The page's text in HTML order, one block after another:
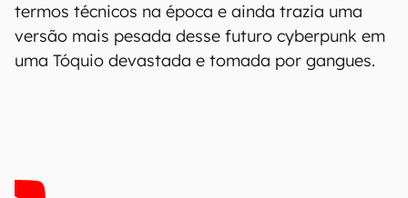
termos técnicos na época e ainda trazia uma
versão mais pesada desse futuro cyberpunk em
uma Tóquio devastada e tomada por gangues.